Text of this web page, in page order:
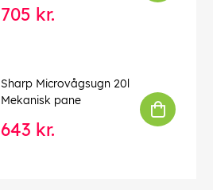
705 kr.
Sharp Microvågsugn 20l
Mekanisk pane
643 kr.